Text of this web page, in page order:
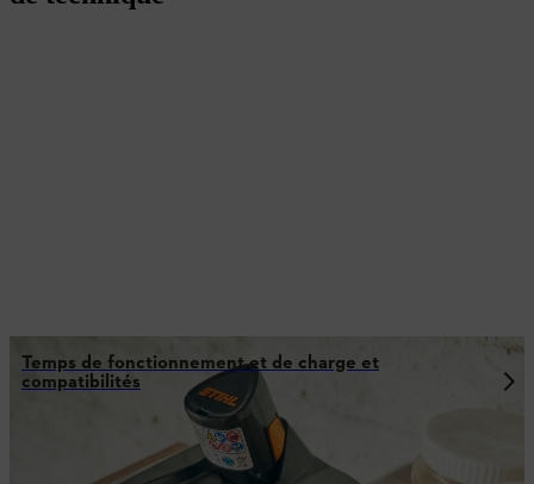
Temps de fonctionnement et de charge et
compatibilités